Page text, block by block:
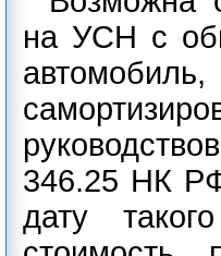
на УСН с
346.25 НК
дату